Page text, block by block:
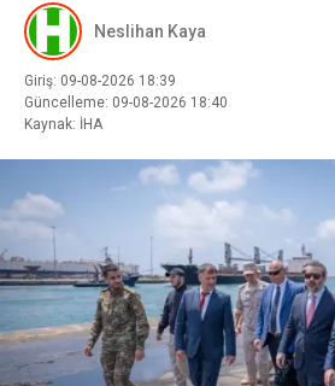
Neslihan Kaya
Giriş: 09-08-2026 18:39
Güncelleme: 09-08-2026 18:40
Kaynak: İHA